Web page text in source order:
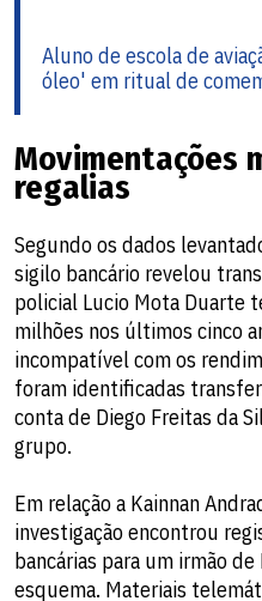
Aluno de escola de
óleo' em ritual de
Movimentações
regalias
Segundo os dados
sigilo bancário revelou
policial Lucio Mota Duarte
milhões nos últimos cinco
incompatível com os
foram identificadas
conta de Diego Freitas da
grupo.
Em relação a Kainnan
investigação encontrou
bancárias para um irmão
esquema. Materiais